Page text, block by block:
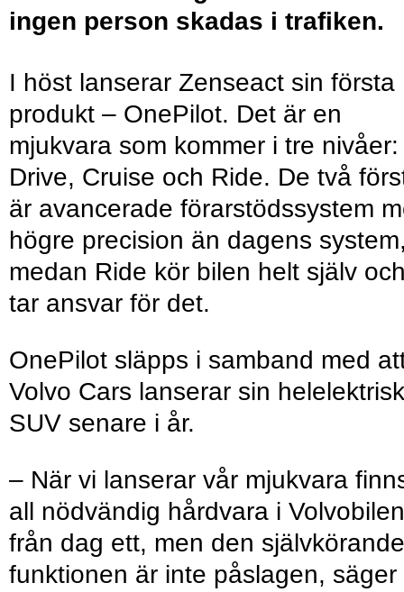
ingen person skadas i trafiken.
I höst lanserar Zenseact sin första
produkt – OnePilot. Det är en
mjukvara som kommer i tre nivåer:
Drive, Cruise och Ride. De två
är avancerade förarstödssystem
högre precision än dagens
medan Ride kör bilen helt själv
tar ansvar för det.
OnePilot släpps i samband med
Volvo Cars lanserar sin
SUV senare i år.
– När vi lanserar vår mjukvara
all nödvändig hårdvara i Volvobilen
från dag ett, men den självkörande
funktionen är inte påslagen, säger